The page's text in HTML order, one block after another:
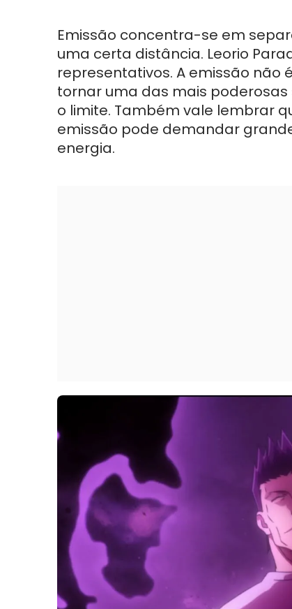
Emissão concentra-se em
uma certa distância. Leorio
representativos. A emissão não
tornar uma das mais
o limite. Também vale lembrar
emissão pode demandar
energia.